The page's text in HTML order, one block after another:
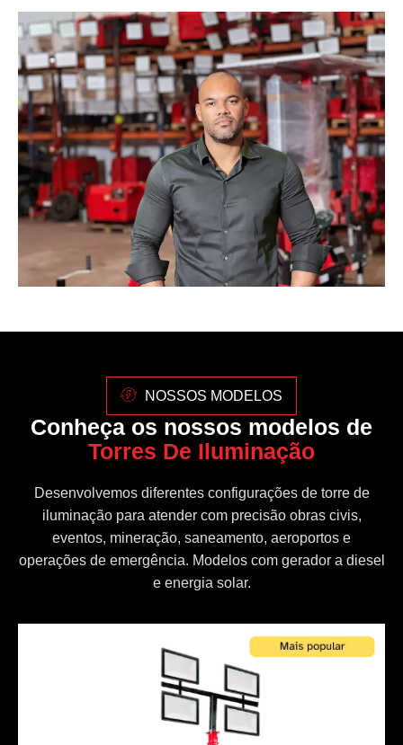
NOSSOS MODELOS
Conheça os nossos modelos de
Torres De Iluminação
Desenvolvemos diferentes configurações de torre de
iluminação para atender com precisão obras civis,
eventos, mineração, saneamento, aeroportos e
operações de emergência. Modelos com gerador a diesel
e energia solar.